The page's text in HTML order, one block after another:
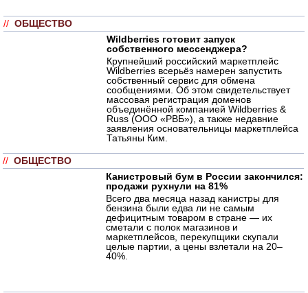
// ОБЩЕСТВО
Wildberries готовит запуск
собственного мессенджера?
Крупнейший российский маркетплейс
Wildberries всерьёз намерен запустить
собственный сервис для обмена
сообщениями. Об этом свидетельствует
массовая регистрация доменов
объединённой компанией Wildberries &
Russ (ООО «РВБ»), а также недавние
заявления основательницы маркетплейса
Татьяны Ким.
// ОБЩЕСТВО
Канистровый бум в России закончился:
продажи рухнули на 81%
Всего два месяца назад канистры для
бензина были едва ли не самым
дефицитным товаром в стране — их
сметали с полок магазинов и
маркетплейсов, перекупщики скупали
целые партии, а цены взлетали на 20–
40%.